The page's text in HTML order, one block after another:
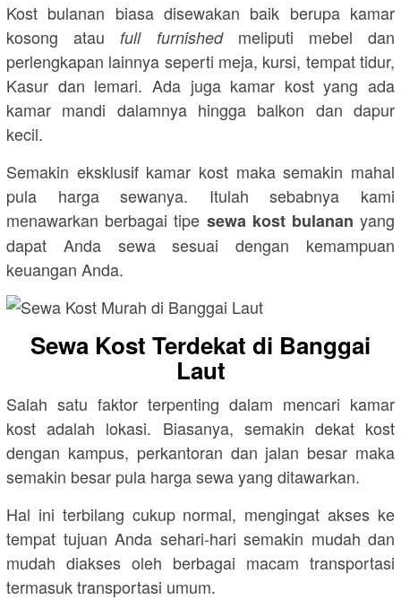
Kost bulanan biasa disewakan baik berupa kamar
kosong ataufull furnished meliputi mebel dan
perlengkapan lainnya seperti meja, kursi, tempat tidur,
Kasur dan lemari. Ada juga kamar kost yang ada
kamar mandi dalamnya hingga balkon dan dapur
kecil.
Semakin eksklusif kamar kost maka semakin mahal
pula harga sewanya. Itulah sebabnya kami
menawarkan berbagai tipe sewa kost bulanan yang
dapat Anda sewa sesuai dengan kemampuan
keuangan Anda.
Sewa Kost Terdekat di Banggai
Laut
Salah satu faktor terpenting dalam mencari kamar
kost adalah lokasi. Biasanya, semakin dekat kost
dengan kampus, perkantoran dan jalan besar maka
semakin besar pula harga sewa yang ditawarkan.
Hal ini terbilang cukup normal, mengingat akses ke
tempat tujuan Anda sehari-hari semakin mudah dan
mudah diakses oleh berbagai macam transportasi
termasuk transportasi umum.